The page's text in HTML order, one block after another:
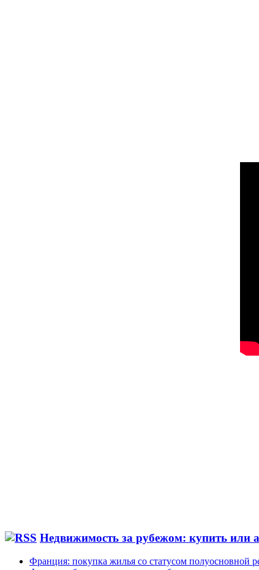
Недвижимость за рубежом: купить или
Франция: покупка жилья со статусом полуосновной